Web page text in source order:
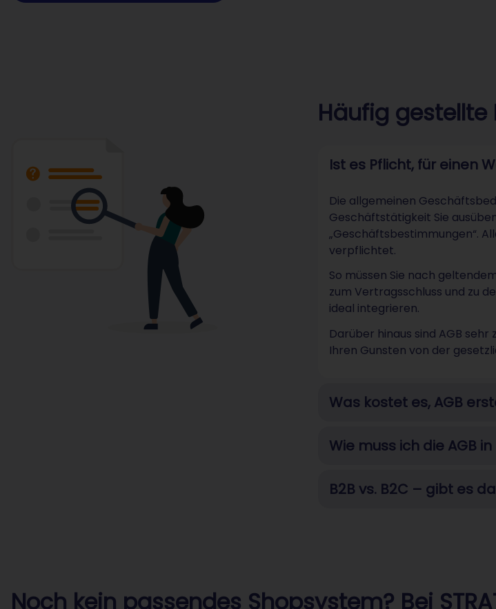
Häufig gestellte
Ist es Pflicht, für einen
Die allgemeinen
Geschäftstätigkeit Sie
„Geschäftsbestimmungen“.
verpflichtet.
So müssen Sie nach
zum Vertragsschluss und zu
ideal integrieren.
Darüber hinaus sind AGB
Ihren Gunsten von der
Was kostet es, AGB
Wie muss ich die AGB
B2B vs. B2C – gibt es
Noch kein passendes Shopsystem? Bei